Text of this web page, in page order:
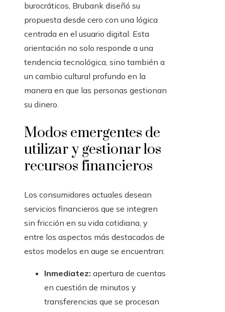
burocráticos, Brubank diseñó su
propuesta desde cero con una lógica
centrada en el usuario digital. Esta
orientación no solo responde a una
tendencia tecnológica, sino también a
un cambio cultural profundo en la
manera en que las personas gestionan
su dinero.
Modos emergentes de
utilizar y gestionar los
recursos financieros
Los consumidores actuales desean
servicios financieros que se integren
sin fricción en su vida cotidiana, y
entre los aspectos más destacados de
estos modelos en auge se encuentran:
Inmediatez: apertura de cuentas
en cuestión de minutos y
transferencias que se procesan